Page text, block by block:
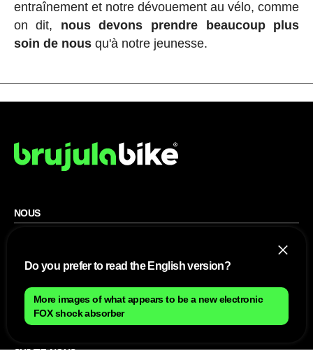
entraînement et notre dévouement au vélo, comme
on dit, nous devons prendre beaucoup plus
soin de nousqu'à notre jeunesse.
NOUS
Travailler avec nous
SITES D'AMIS
MusickMag
Do you prefer to read the English version?
More images of what appears to be a new electronic
FOX shock absorber